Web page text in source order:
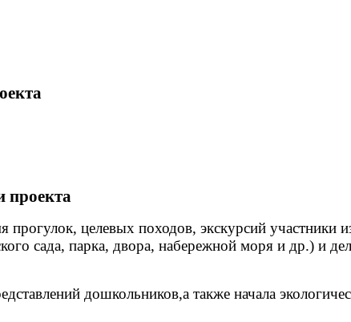
проекта
прогулок, целевых походов, экскурсий участники
сада, парка, двора, набережной моря и др.) и
дошкольников,а также начала